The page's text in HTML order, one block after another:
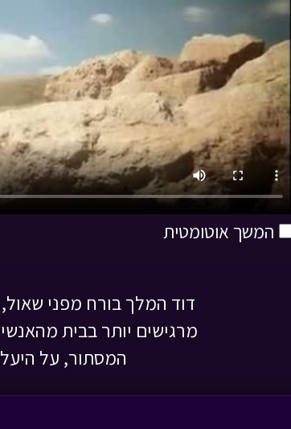
המשך אוטומטית
דוד המלך בורח מפני
מרגישים יותר בבית
המסתור, על